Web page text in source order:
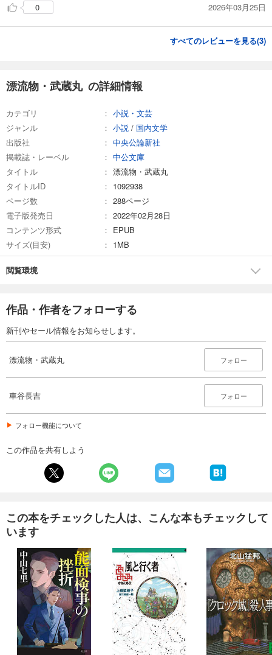
0 2026年03月25日
すべてのレビューを見る(3)
漂流物・武蔵丸 の詳細情報
カテゴリ
小説・文芸
ジャンル
小説 / 国内文学
出版社
中央公論新社
掲載誌・レーベル
中公文庫
タイトル
漂流物・武蔵丸
タイトルID
1092938
ページ数
288ページ
電子版発売日
2022年02月28日
コンテンツ形式
EPUB
サイズ(目安)
1MB
閲覧環境
作品・作者をフォローする
新刊やセール情報をお知らせします。
漂流物・武蔵丸 フォロー
車谷長吉 フォロー
フォロー機能について
この作品を共有しよう
この本をチェックした人は、こんな本もチェックして
います